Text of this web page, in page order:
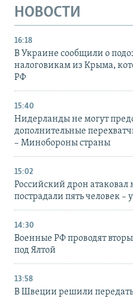
НОВОСТИ
16:18
В Украине сообщили о
налоговикам из Крыма,
РФ
15:40
Нидерланды не могут
дополнительные
– Минобороны страны
15:02
Российский дрон атаковал
пострадали пять человек –
14:30
Военные РФ проводят
под Ялтой
13:58
В Швеции решили